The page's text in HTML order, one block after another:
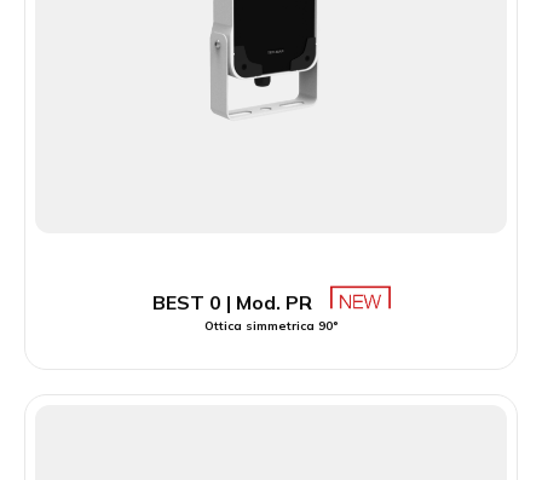
BEST 0 | Mod. PR
Ottica simmetrica 90°